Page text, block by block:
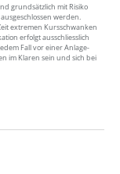
grundsätzlich mit Risiko
werden.
extremen Kursschwanken
erfolgt ausschliesslich
Fall vor einer Anlage-
im Klaren sein und sich bei